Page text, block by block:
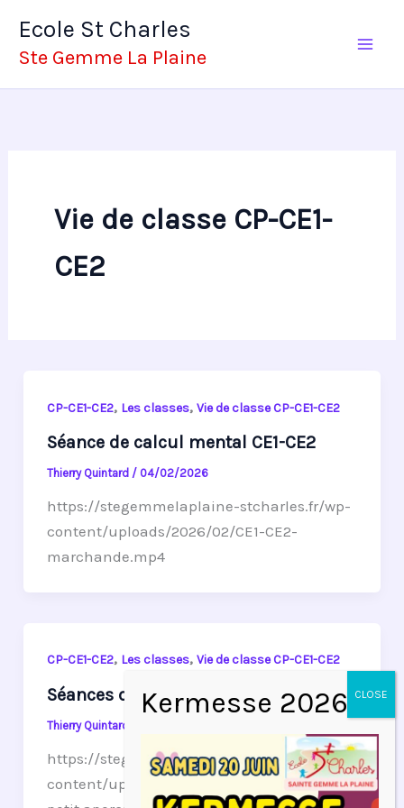
contenu
Ecole St Charles
Ste Gemme La Plaine
Vie de classe CP-CE1-
CE2
CP-CE1-CE2, Les classes, Vie de classe CP-CE1-CE2
Séance de calcul mental CE1-CE2
Thierry Quintard / 04/02/2026
https://stegemmelaplaine-stcharles.fr/wp-
content/uploads/2026/02/CE1-CE2-
marchande.mp4
CP-CE1-CE2, Les classes, Vie de classe CP-CE1-CE2
Séances de basket janvier 2026
Thierry Quintard
https://stegemmelaplaine-stcharles.fr/wp-
content/uploads/2026/02/basket-2.mp4 Un